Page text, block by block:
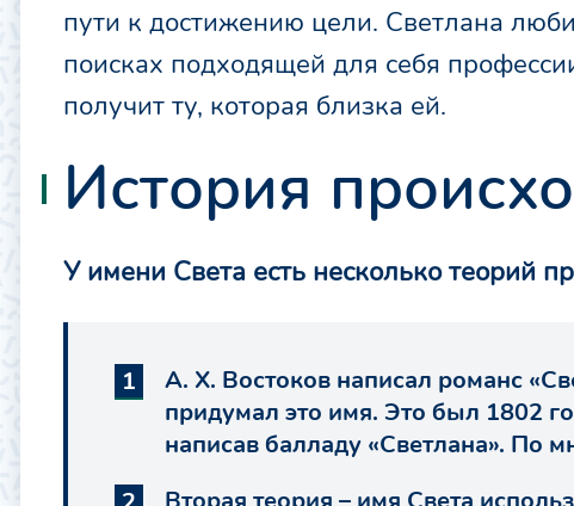
пути к достижению цели. Светлана
поисках подходящей для себя
получит ту, которая близка ей.
История
У имени Света есть несколько теорий
А. Х. Востоков написал романс
придумал это имя. Это был 1802
написав балладу «Светлана». По